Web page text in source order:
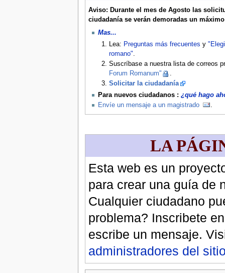
Aviso: Durante el mes de Agosto las
ciudadanía se verán demoradas un
Mas...
Lea: Preguntas más frecuentes y
romano"
Suscríbase a nuestra lista de correos
Forum Romanum"
.
Solicitar la ciudadanía
Para nuevos ciudadanos :¿qué hago
Envíe un mensaje a un magistrado
.
LA
Esta web es un
para crear una guía de
Cualquier ciudadano
problema? Inscribete
escribe un mensaje.
administradores del